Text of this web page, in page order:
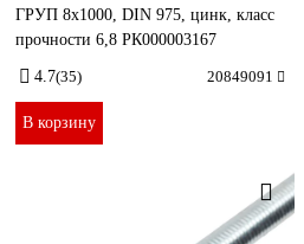
ГРУП 8x1000, DIN 975, цинк, класс
прочности 6,8 РК000003167
4.7(35) 20849091
В корзину